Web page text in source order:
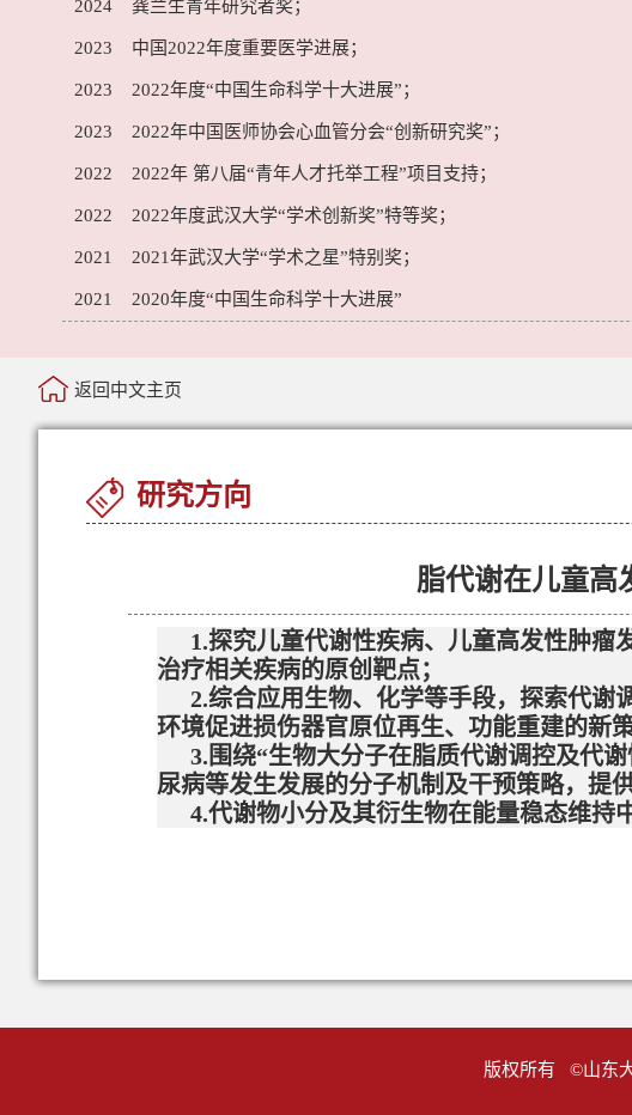
2024 龚兰生青年研究者奖；
2023 中国2022年度重要医学进展；
2023 2022年度“中国生命科学十大进展”；
2023 2022年中国医师协会心血管分会“创新研究奖”；
2022 2022年 第八届“青年人才托举工程”项目支持；
2022 2022年度武汉大学“学术创新奖”特等奖；
2021 2021年武汉大学“学术之星”特别奖；
2021 2020年度“中国生命科学十大进展”
返回中文主页
研究方向
脂代谢在儿童高
1.探究儿童代谢性疾病、儿童高发性肿瘤
治疗相关疾病的原创靶点；
2.综合应用生物、化学等手段，探索代谢
环境促进损伤器官原位再生、功能重建的新
3. 围绕“生物大分子在脂质代谢调控及代
尿病等发生发展的分子机制及干预策略，提
4.代谢物小分及其衍生物在能量稳态维持
版权所有 ©山东